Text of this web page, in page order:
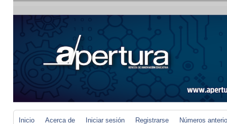
Inicio Acerca de Iniciar sesión Registrarse Números